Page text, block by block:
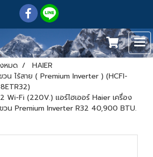
หมด
HAIER
น ไร้สาย ( Premium Inverter ) (HCFI-
Wi-Fi (220V.) แอร์ไฮเออร์ Haier เครื่อง
วน Premium Inverter R32 40,900 BTU.